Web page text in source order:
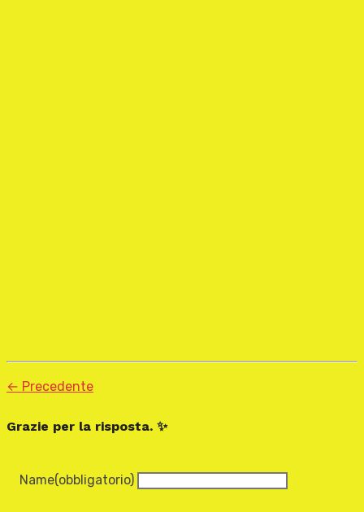
← Precedente
Grazie per la risposta. ✨
Name(obbligatorio)